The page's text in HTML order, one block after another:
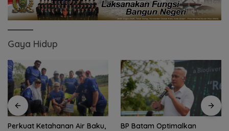
Gaya Hidup
Perkuat Ketahanan Air Baku,
BP Batam Optimalkan